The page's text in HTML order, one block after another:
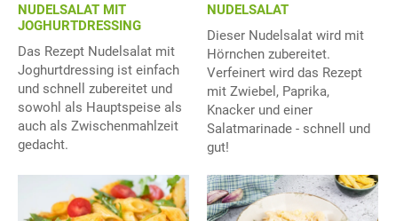
NUDELSALAT MIT
JOGHURTDRESSING
Das Rezept Nudelsalat mit
Joghurtdressing ist einfach
und schnell zubereitet und
sowohl als Hauptspeise als
auch als Zwischenmahlzeit
gedacht.
NUDELSALAT
Dieser Nudelsalat wird mit
Hörnchen zubereitet.
Verfeinert wird das Rezept
mit Zwiebel, Paprika,
Knacker und einer
Salatmarinade - schnell und
gut!